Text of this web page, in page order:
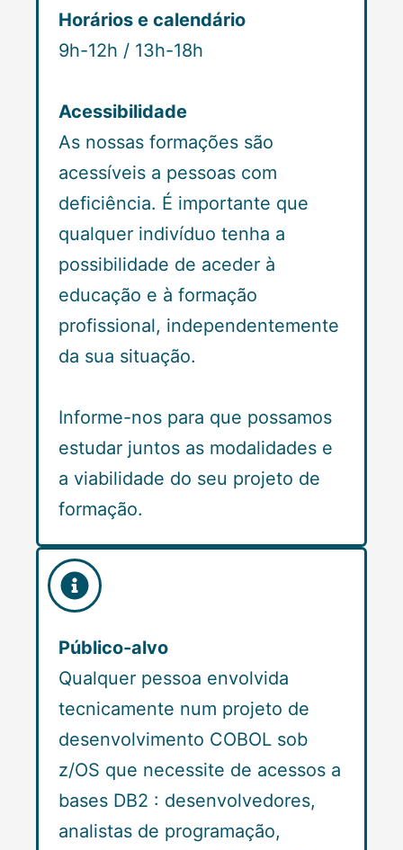
Horários e calendário
9h-12h / 13h-18h
Acessibilidade
As nossas formações são
acessíveis a pessoas com
deficiência. É importante que
qualquer indivíduo tenha a
possibilidade de aceder à
educação e à formação
profissional, independentemente
da sua situação.
Informe-nos para que possamos
estudar juntos as modalidades e
a viabilidade do seu projeto de
formação.
Público-alvo
Qualquer pessoa envolvida
tecnicamente num projeto de
desenvolvimento COBOL sob
z/OS que necessite de acessos a
bases DB2 : desenvolvedores,
analistas de programação,